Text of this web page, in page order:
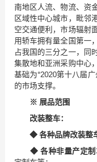
南地区人流、物流、资
区域性中心城市，毗邻
空交通便利，市场辐射
用轿车拥有量全国第一
占我国的三分之一，同
集散地和亚洲采购中心
基础为“2020第十八届
的市场支撑。
※ 展品范围
改装整车：
◆各种品牌改装整
◆各种非量产定制